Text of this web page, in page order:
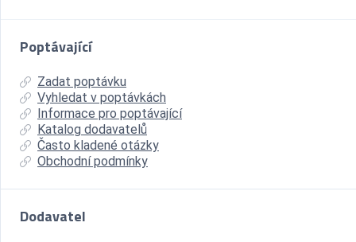
Poptávající
Zadat poptávku
Vyhledat v poptávkách
Informace pro poptávající
Katalog dodavatelů
Často kladené otázky
Obchodní podmínky
Dodavatel